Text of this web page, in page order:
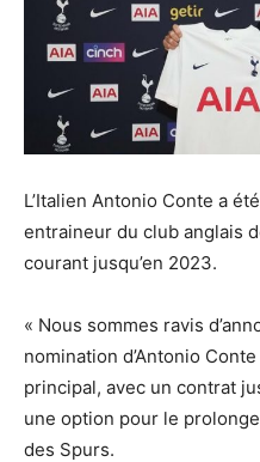
L’Italien Antonio Conte a
entraineur du club anglais
courant jusqu’en 2023.
« Nous sommes ravis
nomination d’Antonio
principal, avec un contrat
une option pour le
des Spurs.